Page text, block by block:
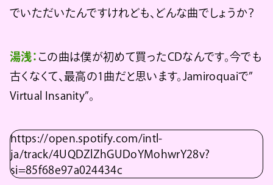
でいただいたんですけれども、どんな曲でしょうか？
湯浅： この曲は僕が初めて買ったCDなんです。今でも
古くなくて、最高の1曲だと思います。Jamiroquaiで”
Virtual Insanity”。
https://open.spotify.com/intl-
ja/track/4UQDZlZhGUDoYMohwrY28v?
si=85f68e97a024434c